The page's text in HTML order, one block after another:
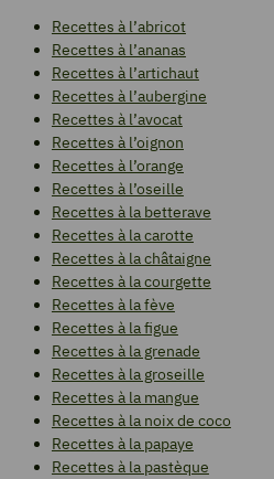
Recettes à l’abricot
Recettes à l’ananas
Recettes à l’artichaut
Recettes à l’aubergine
Recettes à l’avocat
Recettes à l’oignon
Recettes à l’orange
Recettes à l’oseille
Recettes à la betterave
Recettes à la carotte
Recettes à la châtaigne
Recettes à la courgette
Recettes à la fève
Recettes à la figue
Recettes à la grenade
Recettes à la groseille
Recettes à la mangue
Recettes à la noix de coco
Recettes à la papaye
Recettes à la pastèque